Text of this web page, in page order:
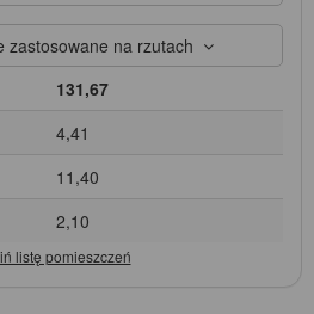
zastosowane na rzutach
131,67
4,41
11,40
2,10